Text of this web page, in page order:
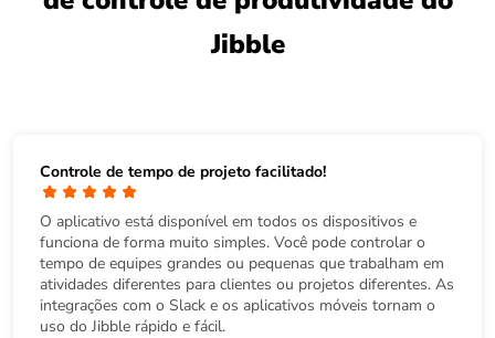
Jibble
Controle de tempo de projeto facilitado!
O aplicativo está disponível em todos os dispositivos e
funciona de forma muito simples. Você pode controlar o
tempo de equipes grandes ou pequenas que trabalham em
atividades diferentes para clientes ou projetos diferentes. As
integrações com o Slack e os aplicativos móveis tornam o
uso do Jibble rápido e fácil.